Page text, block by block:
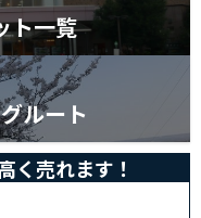
ト一覧
ルート
く売れます！